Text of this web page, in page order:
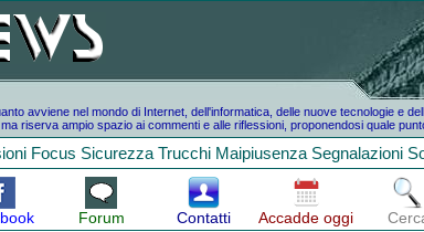
avviene nel mondo di Internet, dell'informatica, delle nuove tecnologie e
riserva ampio spazio ai commenti e alle riflessioni, proponendosi quale
Focus Sicurezza Trucchi Maipiusenza Segnalazioni
Forum Contatti Accadde oggi